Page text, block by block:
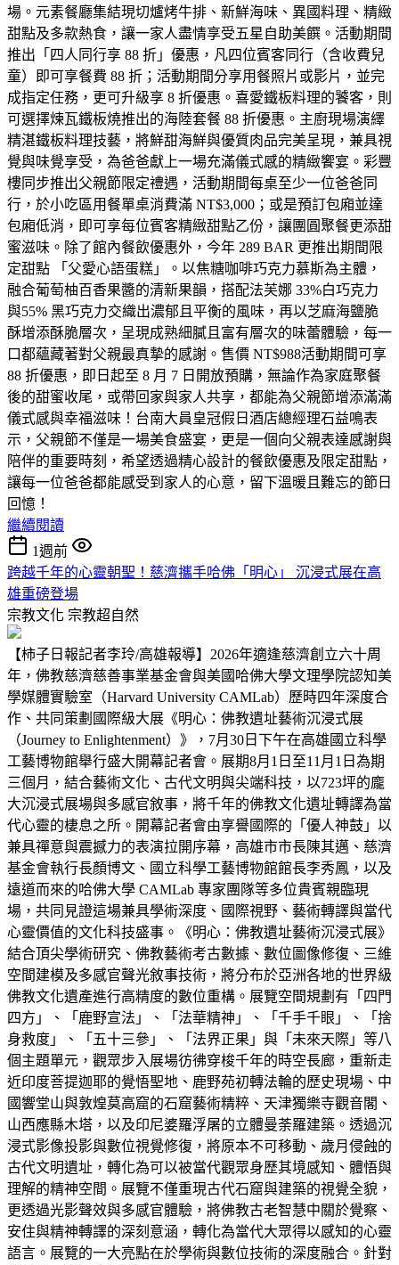
場。元素餐廳集結現切爐烤牛排、新鮮海味、異國料理、精緻
甜點及多款熱食，讓一家人盡情享受五星自助美饌。活動期間
推出「四人同行享 88 折」優惠，凡四位賓客同行（含收費兒
童）即可享餐費 88 折；活動期間分享用餐照片或影片，並完
成指定任務，更可升級享 8 折優惠。喜愛鐵板料理的饕客，則
可選擇煉瓦鐵板燒推出的海陸套餐 88 折優惠。主廚現場演繹
精湛鐵板料理技藝，將鮮甜海鮮與優質肉品完美呈現，兼具視
覺與味覺享受，為爸爸獻上一場充滿儀式感的精緻饗宴。彩豐
樓同步推出父親節限定禮遇，活動期間每桌至少一位爸爸同
行，於小吃區用餐單桌消費滿 NT$3,000；或是預訂包廂並達
包廂低消，即可享每位賓客精緻甜點乙份，讓團圓聚餐更添甜
蜜滋味。除了館內餐飲優惠外，今年 289 BAR 更推出期間限
定甜點 「父愛心語蛋糕」。以焦糖咖啡巧克力慕斯為主體，
融合葡萄柚百香果醬的清新果韻，搭配法芙娜 33%白巧克力
與55% 黑巧克力交織出濃郁且平衡的風味，再以芝麻海鹽脆
酥增添酥脆層次，呈現成熟細膩且富有層次的味蕾體驗，每一
口都蘊藏著對父親最真摯的感謝。售價 NT$988活動期間可享
88 折優惠，即日起至 8 月 7 日開放預購，無論作為家庭聚餐
後的甜蜜收尾，或帶回家與家人共享，都能為父親節增添滿滿
儀式感與幸福滋味！台南大員皇冠假日酒店總經理石益鳴表
示，父親節不僅是一場美食盛宴，更是一個向父親表達感謝與
陪伴的重要時刻，希望透過精心設計的餐飲優惠及限定甜點，
讓每一位爸爸都能感受到家人的心意，留下溫暖且難忘的節日
回憶！
繼續閱讀
1週前
跨越千年的心靈朝聖！慈濟攜手哈佛「明心」 沉浸式展在高
雄重磅登場
宗教文化 宗教超自然
【柿子日報記者李玲/高雄報導】2026年適逢慈濟創立六十周
年，佛教慈濟慈善事業基金會與美國哈佛大學文理學院認知美
學媒體實驗室（Harvard University CAMLab）歷時四年深度合
作、共同策劃國際級大展《明心：佛教遺址藝術沉浸式展
（Journey to Enlightenment）》，7月30日下午在高雄國立科學
工藝博物館舉行盛大開幕記者會。展期8月1日至11月1日為期
三個月，結合藝術文化、古代文明與尖端科技，以723坪的龐
大沉浸式展場與多感官敘事，將千年的佛教文化遺址轉譯為當
代心靈的棲息之所。開幕記者會由享譽國際的「優人神鼓」以
兼具禪意與震撼力的表演拉開序幕，高雄市市長陳其邁、慈濟
基金會執行長顏博文、國立科學工藝博物館館長李秀鳳，以及
遠道而來的哈佛大學 CAMLab 專家團隊等多位貴賓親臨現
場，共同見證這場兼具學術深度、國際視野、藝術轉譯與當代
心靈價值的文化科技盛事。《明心：佛教遺址藝術沉浸式展》
結合頂尖學術研究、佛教藝術考古數據、數位圖像修復、三維
空間建模及多感官聲光敘事技術，將分布於亞洲各地的世界級
佛教文化遺產進行高精度的數位重構。展覽空間規劃有「四門
四方」、「鹿野宣法」、「法華精神」、「千手千眼」、「捨
身救度」、「五十三參」、「法界正果」與「未來天際」等八
個主題單元，觀眾步入展場彷彿穿梭千年的時空長廊，重新走
近印度菩提迦耶的覺悟聖地、鹿野苑初轉法輪的歷史現場、中
國響堂山與敦煌莫高窟的石窟藝術精粹、天津獨樂寺觀音閣、
山西應縣木塔，以及印尼婆羅浮屠的立體曼荼羅建築。透過沉
浸式影像投影與數位視覺修復，將原本不可移動、歲月侵蝕的
古代文明遺址，轉化為可以被當代觀眾身歷其境感知、體悟與
理解的精神空間。展覽不僅重現古代石窟與建築的視覺全貌，
更透過光影聲效與多感官體驗，將佛教古老智慧中關於覺察、
安住與精神轉譯的深刻意涵，轉化為當代大眾得以感知的心靈
語言。展覽的一大亮點在於學術與數位技術的深度融合。針對